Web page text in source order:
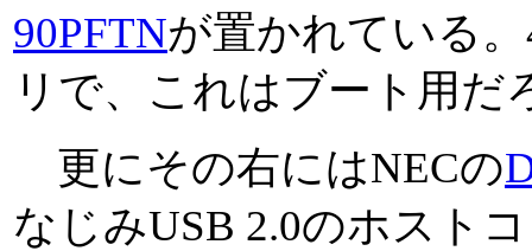
90PFTNが置かれている
リで、これはブート用だ
更にその右にはNECの
なじみUSB 2.0のホスト